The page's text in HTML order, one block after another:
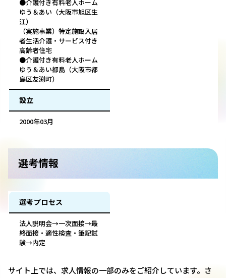
●介護付き有料老人ホーム
ゆう＆あい（大阪市旭区生
江）
（実施事業）特定施設入居
者生活介護・サービス付き
高齢者住宅
●介護付き有料老人ホーム
ゆう＆あい都島（大阪市都
島区友渕町）
設立
2000年03月
選考情報
選考プロセス
法人説明会→一次面接→最
終面接・適性検査・筆記試
験→内定
サイト上では、求人情報の一部のみをご紹介しています。さ